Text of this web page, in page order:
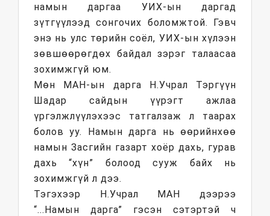
намын даргаа УИХ-ын даргад
зүтгүүлээд сонгочих боломжтой. Гэвч
энэ нь улс төрийн соёл, УИХ-ын хүлээн
зөвшөөрөгдөх байдал зэрэг талаасаа
зохимжгүй юм.
Мөн МАН-ын дарга Н.Учрал Тэргүүн
Шадар сайдын үүрэгт ажлаа
үргэлжлүүлэхээс татгалзаж л таарах
болов уу. Намын дарга нь өөрийнхөө
намын Засгийн газарт хоёр дахь, гурав
дахь “хүн” болоод сууж байх нь
зохимжгүй л дээ.
Тэгэхээр Н.Учрал МАН дээрээ
“...Намын дарга” гэсэн сэтэртэй ч